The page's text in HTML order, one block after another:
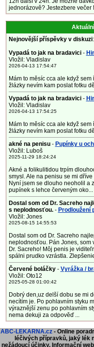
jednorázově? Jestezbere večer
Nejnovější příspěvky v diskuzi:
Vypadá to jak na bradavici -
Vložil: Vladislav
2026-04-13 17:54:47
Mám to měsíc cca ale když
žlázky nevím kam poslat fotku
Vypadá to jak na bradavici -
Vložil: Vladislav
2026-04-13 17:54:25
Mám to měsíc cca ale když
žlázky nevím kam poslat fotku
akné na penisu- Pupínky u
Vložil: Luboš
2025-11-29 18:24:24
Akné a folikulitidou trpím
smysl. Ale na penisu se mi
Nyní jsem se dlouho neoholil a
pupínek s lehce červeným oko...
Dostal som od Dr. Sacreho
s neplodnosťou.- Prodloužení
Vložil: Jones
2025-08-15 14:55:53
Dostal som od Dr. Sacreho
neplodnosťou. Pán Jones, som
Dr. Sacreho! Môj penis je
spálni prudko vzrástla.
Červené boláčky - Vyrážka /
Vložil: Oto12
2025-05-28 01:00:42
Dobrý den,uz delší dobu se mi
necítím je. Po pohlavním styku
výraznější zenu po pohlavním
nema dekuji za odpověď ...
ABC-LEKARNA.cz - Online
léčivých přípravků, jaký lék
nežádoucí účinky. Informační